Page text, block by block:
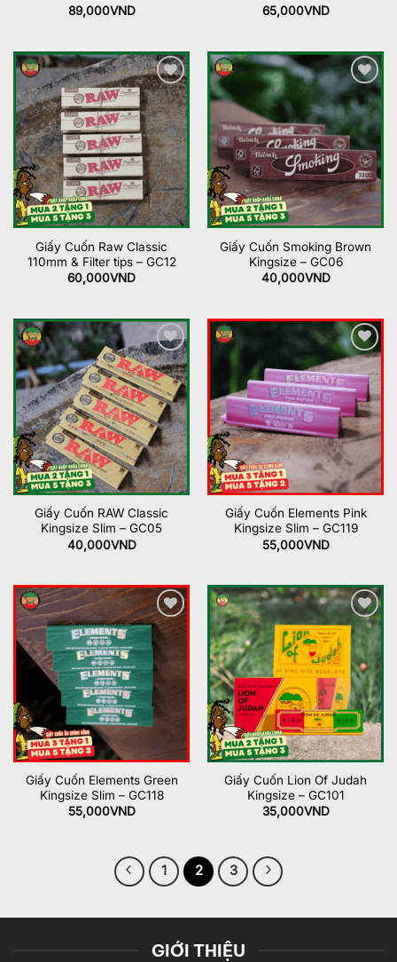
89,000VND
65,000VND
Add to
wishlist
Giấy Cuốn Raw Classic
110mm & Filter tips – GC12
60,000VND
Add to
wishlist
Giấy Cuốn Smoking Brown
Kingsize – GC06
40,000VND
Add to
wishlist
Giấy Cuốn RAW Classic
Kingsize Slim – GC05
40,000VND
Add to
wishlist
Giấy Cuốn Elements Pink
Kingsize Slim – GC119
55,000VND
Add to
wishlist
Giấy Cuốn Elements Green
Kingsize Slim – GC118
55,000VND
Add to
wishlist
Giấy Cuốn Lion Of Judah
Kingsize – GC101
35,000VND
1 2 3
GIỚI THIỆU